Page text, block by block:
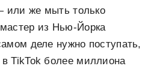
или же мыть только
из Нью-Йорка
деле нужно поступать,
в TikTok более миллиона